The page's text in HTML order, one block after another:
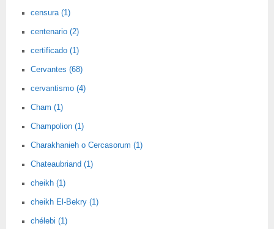
censura (1)
centenario (2)
certificado (1)
Cervantes (68)
cervantismo (4)
Cham (1)
Champolion (1)
Charakhanieh o Cercasorum (1)
Chateaubriand (1)
cheikh (1)
cheikh El-Bekry (1)
chélebi (1)